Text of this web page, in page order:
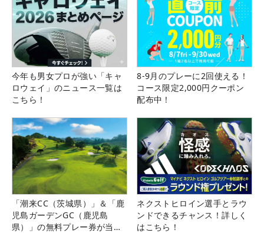
今年も男女プロが強い「キャ
ロウェイ」のニュース一覧は
こちら！
8-9月のプレーに2回使える！
コース限定2,000円クーポン
配布中！
「潮来CC（茨城県）」＆「鹿
児島ガーデンGC（鹿児島
県）」の無料プレー券が当た
ネクストヒロイン選手とラウ
ンドできるチャンス！詳しく
はこちら！